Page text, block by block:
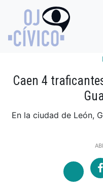
Caen 4
En la ciudad de León,